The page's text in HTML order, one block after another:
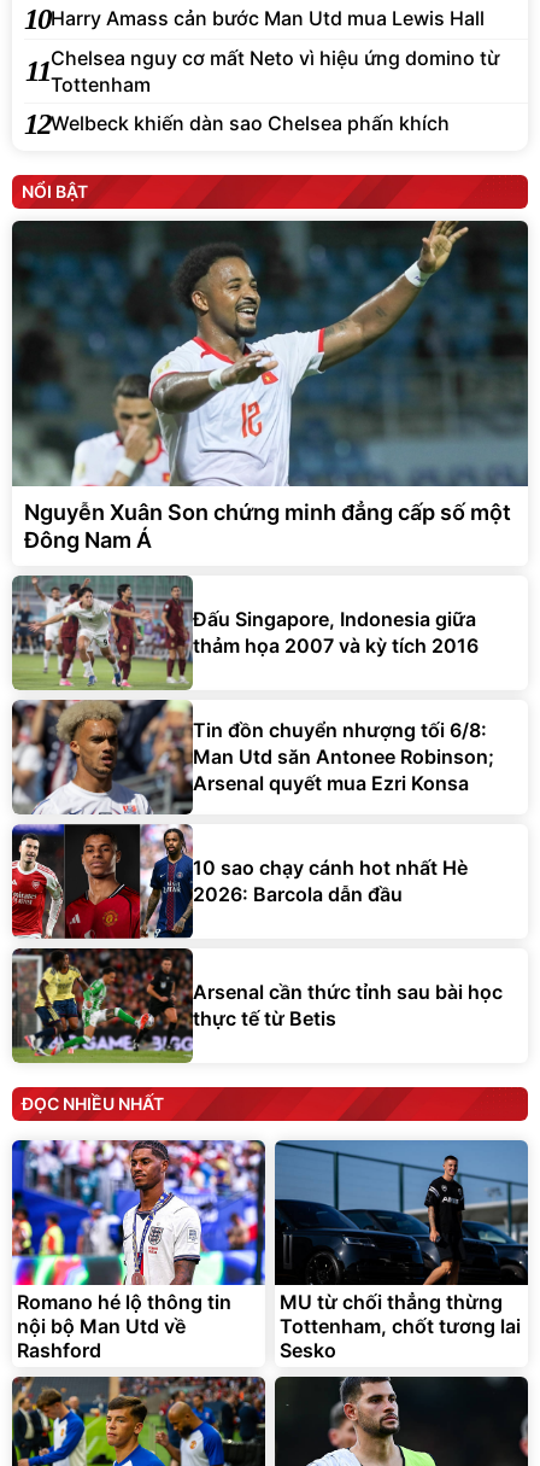
10Harry Amass cản bước Man Utd mua Lewis Hall
11Chelsea nguy cơ mất Neto vì hiệu ứng domino từ
Tottenham
12Welbeck khiến dàn sao Chelsea phấn khích
NỔI BẬT
Nguyễn Xuân Son chứng minh đẳng cấp số một
Đông Nam Á
Đấu Singapore, Indonesia giữa
thảm họa 2007 và kỳ tích 2016
Tin đồn chuyển nhượng tối 6/8:
Man Utd săn Antonee Robinson;
Arsenal quyết mua Ezri Konsa
10 sao chạy cánh hot nhất Hè
2026: Barcola dẫn đầu
Arsenal cần thức tỉnh sau bài học
thực tế từ Betis
ĐỌC NHIỀU NHẤT
Romano hé lộ thông tin
nội bộ Man Utd về
Rashford
MU từ chối thẳng thừng
Tottenham, chốt tương lai
Sesko